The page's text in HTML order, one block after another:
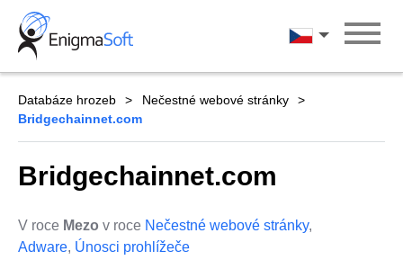
Skip
content
Čeština
Databáze hrozeb
Nečestné webové stránky
Bridgechainnet.com
Bridgechainnet.com
V roce Mezo v roce Nečestné webové stránky,
Adware, Únosci prohlížeče